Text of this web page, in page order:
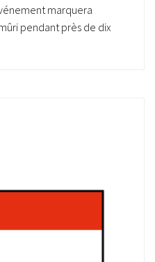
marquera
pendant près de dix